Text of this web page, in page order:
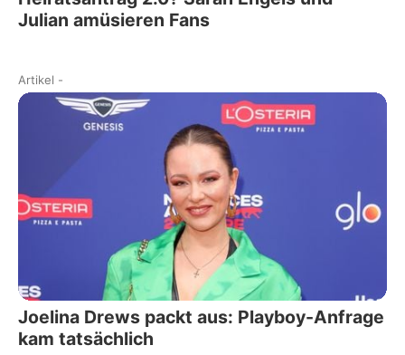
Julian amüsieren Fans
Artikel -
Joelina Drews packt aus: Playboy-Anfrage
kam tatsächlich